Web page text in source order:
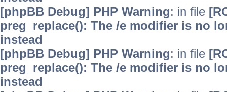
[phpBB Debug] PHP Warning: in file
preg_replace(): The /e modifier is no
instead
[phpBB Debug] PHP Warning: in file
preg_replace(): The /e modifier is no
instead